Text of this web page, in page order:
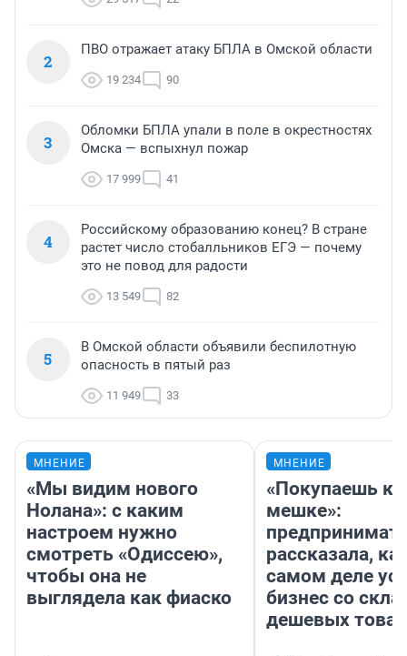
2
ПВО отражает атаку БПЛА в Омской области
19 234 90
3
Обломки БПЛА упали в поле в окрестностях
Омска — вспыхнул пожар
17 999 41
4
Российскому образованию конец? В стране
растет число стобалльников ЕГЭ — почему
это не повод для радости
13 549 82
5
В Омской области объявили беспилотную
опасность в пятый раз
11 949 33
МНЕНИЕ
«Мы видим нового
Нолана»: с каким
настроем нужно
смотреть «Одиссею»,
чтобы она не
выглядела как фиаско
МНЕНИЕ
«Покупаешь
мешке»:
рассказала,
самом деле
бизнес со
дешевых